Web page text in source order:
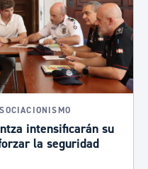
intensificarán su
la seguridad